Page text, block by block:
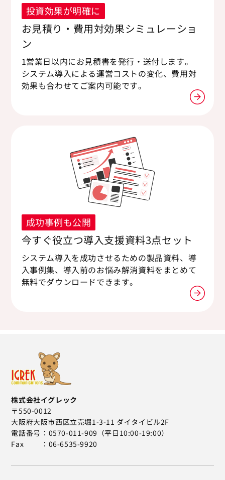
投資効果が明確に
お見積り・費用対効果シミュレーショ
ン
1営業日以内にお見積書を発行・送付します。
システム導入による運営コストの変化、費用対
効果も合わせてご案内可能です。
成功事例も公開
今すぐ役立つ導入支援資料3点セット
システム導入を成功させるための製品資料、導
入事例集、導入前のお悩み解消資料をまとめて
無料でダウンロードできます。
株式会社イグレック
〒550-0012
大阪府大阪市西区立売堀1-3-11 ダイタイビル2F
電話番号
0570-011-909（平日10:00-19:00）
Fax
06-6535-9920